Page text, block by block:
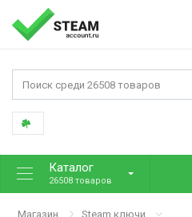
Каталог
26508 товаров
Магазин Steam ключи